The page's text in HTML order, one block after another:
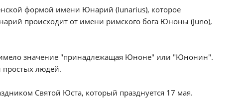
формой имени Юнарий (Iunarius), которое
происходит от имени римского бога Юноны (Juno),
значение "принадлежащая Юноне" или "Юнонин".
простых людей.
Святой Юста, который празднуется 17 мая.